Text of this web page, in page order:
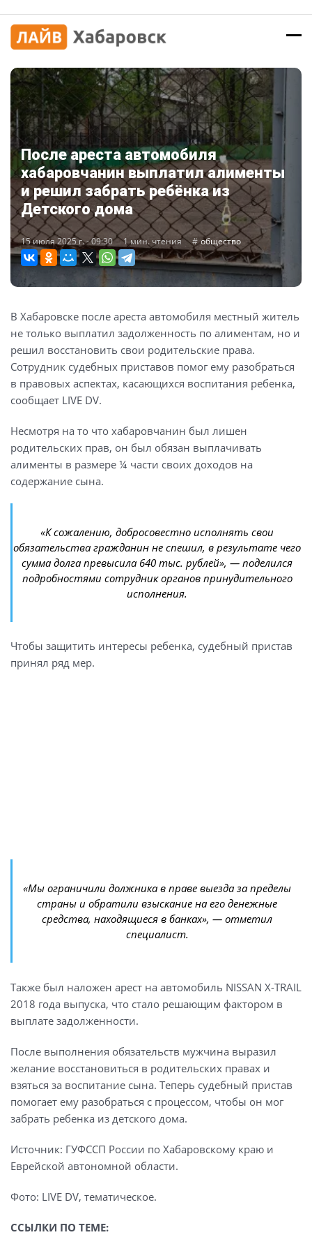
После ареста автомобиля
хабаровчанин выплатил алименты
и решил забрать ребёнка из
Детского дома
15 июля 2025 г. - 09:30 1 мин. чтения общество
В Хабаровске после ареста автомобиля местный житель
не только выплатил задолженность по алиментам, но и
решил восстановить свои родительские права.
Сотрудник судебных приставов помог ему разобраться
в правовых аспектах, касающихся воспитания ребенка,
сообщает LIVE DV.
Несмотря на то что хабаровчанин был лишен
родительских прав, он был обязан выплачивать
алименты в размере ¼ части своих доходов на
содержание сына.
«К сожалению, добросовестно исполнять свои
обязательства гражданин не спешил, в результате чего
сумма долга превысила 640 тыс. рублей», — поделился
подробностями сотрудник органов принудительного
исполнения.
Чтобы защитить интересы ребенка, судебный пристав
принял ряд мер.
«Мы ограничили должника в праве выезда за пределы
страны и обратили взыскание на его денежные
средства, находящиеся в банках», — отметил
специалист.
Также был наложен арест на автомобиль NISSAN X-TRAIL
2018 года выпуска, что стало решающим фактором в
выплате задолженности.
После выполнения обязательств мужчина выразил
желание восстановиться в родительских правах и
взяться за воспитание сына. Теперь судебный пристав
помогает ему разобраться с процессом, чтобы он мог
забрать ребенка из детского дома.
Источник: ГУФССП России по Хабаровскому краю и
Еврейской автономной области.
Фото: LIVE DV, тематическое.
ССЫЛКИ ПО ТЕМЕ: